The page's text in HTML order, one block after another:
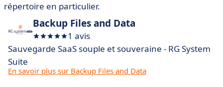
répertoire en particulier.
Backup Files and Data
1 avis
Sauvegarde SaaS souple et souveraine - RG System
Suite
En savoir plus sur Backup Files and Data